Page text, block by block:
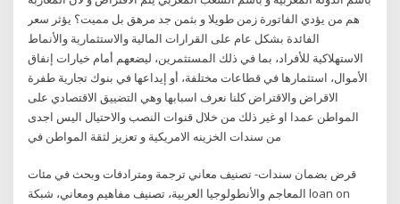
هم من يؤدي الفاتورة زمن طويلا و بثمن جد مرهق بل مميت؟ يؤثر سعر
الفائدة بشكل عام على القرارات المالية والاستثمارية والأنماط
الاستهلاكية للأفراد، بما في ذلك المستثمرين، ليضعهم أمام خيارات إنفاق
الأموال، استثمارها في قطاعات مختلفة، أو إيداعها في بنوك تجارية طفرة
الاقراض والاقتراض كلنا نعرف اسبابها وهي التضييق الاقتصادي على
المواطن عمدا او غير ذلك من خلال قنوات النصب والاحتيال اليس اجدى
من سندات الخزينه الامريكية و تعزيز لثقة المواطن في
قرض بضمان سندات- تصنيف معاني ترجمة ومترادفات وبحث في مئات
المعاجم والأنطولوجيا العربية، تصنيف مفاهيم ومعاني، شبكة loan on